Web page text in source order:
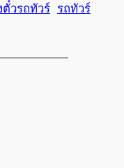
ตั๋วรถทัวร์ รถทัวร์